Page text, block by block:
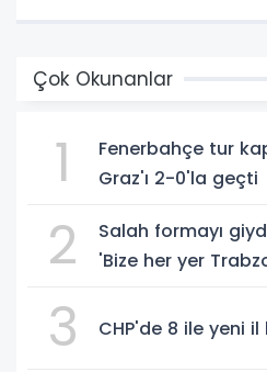
Çok Okunanlar
1
Fenerbahçe tur
Graz'ı 2-0'la geçti
2
Salah formayı
'Bize her yer
3 CHP'de 8 ile yeni il